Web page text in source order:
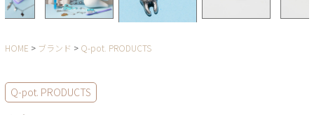
HOME ブランド Q-pot. PRODUCTS
Q-pot. PRODUCTS